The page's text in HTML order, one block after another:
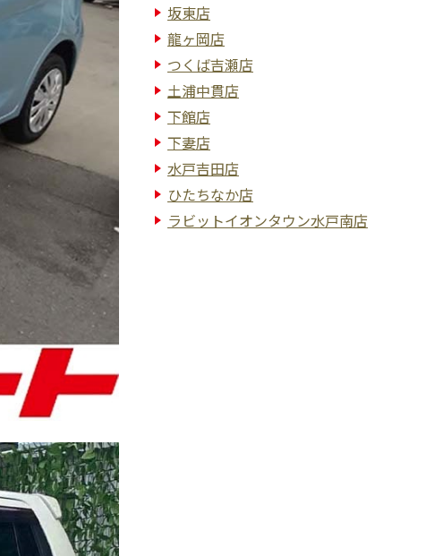
坂東店
龍ヶ岡店
つくば吉瀬店
土浦中貫店
下館店
下妻店
水戸吉田店
ひたちなか店
ラビットイオンタウン水戸南店